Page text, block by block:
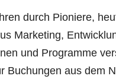
durch Pioniere,
Marketing,
und Programme
Buchungen aus dem